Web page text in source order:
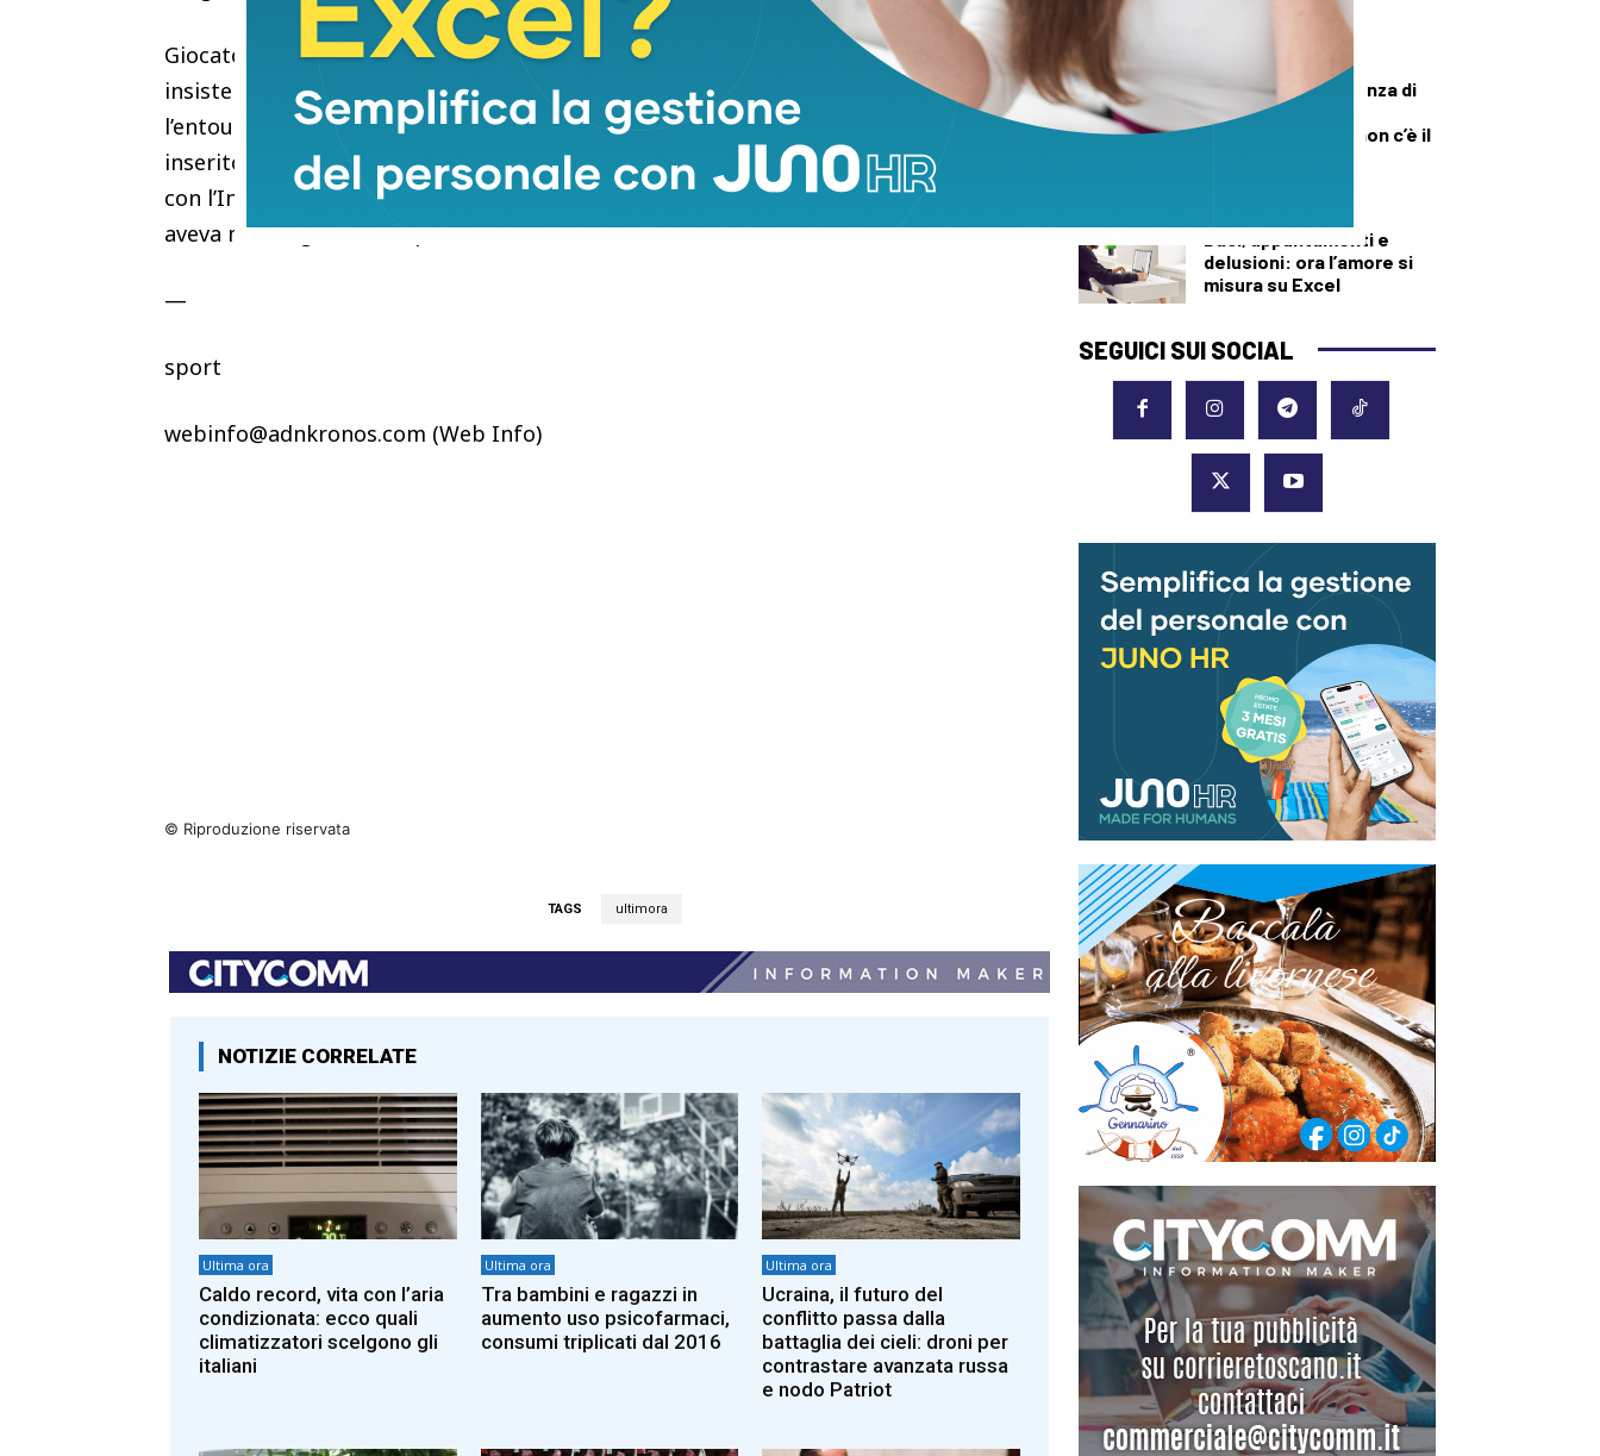
Giocatore molto apprezzato anche all’estero con il Barcellona che lo ha cercato con
insistenza per inserirlo nel pacchetto arretrato. Ci sono stati contatti concreti con
l’entourage del giocatore e anche discussioni sul contratto con il Barca che lo ha
inserito tra i primi nomi per il mercato estivo 2026, ma non se nè fatto nulla, per ora
con l’Inter che se lo tiene stretto ma anche Mourinho e il suo nuovo Real Madrid ci
aveva messo gli occhi sopra.
—
sport
webinfo@adnkronos.com (Web Info)
© Riproduzione riservata
TAGS ultimora
NOTIZIE CORRELATE
Ultima ora
Caldo record, vita con l’aria
condizionata: ecco quali
climatizzatori scelgono gli
italiani
Ultima ora
Tra bambini e ragazzi in
aumento uso psicofarmaci,
consumi triplicati dal 2016
Ultima ora
Ucraina, il futuro del
conflitto passa dalla
battaglia dei cieli: droni per
contrastare avanzata russa
e nodo Patriot
Culle vuote e assenza di
medici: muore una
neonata perché “non c’è il
Baci, appuntamenti e
delusioni: ora l’amore si
misura su Excel
SEGUICI SUI SOCIAL